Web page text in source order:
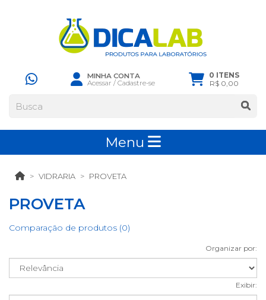
MINHA CONTA
Acessar /Cadastre-se
0 ITENS
R$ 0,00
Menu
VIDRARIA PROVETA
PROVETA
Comparação de produtos (0)
Organizar por:
Exibir: